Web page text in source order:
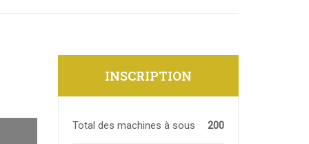
INSCRIPTION
Total des machines à sous 200